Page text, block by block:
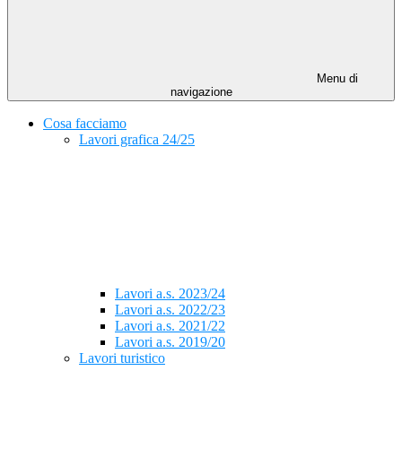
Menu di
navigazione
Cosa facciamo
Lavori grafica 24/25
Lavori a.s. 2023/24
Lavori a.s. 2022/23
Lavori a.s. 2021/22
Lavori a.s. 2019/20
Lavori turistico